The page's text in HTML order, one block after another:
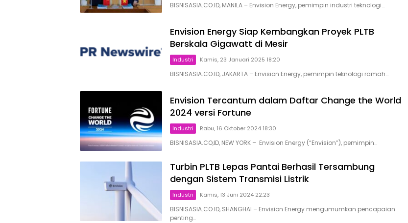
BISNISASIA.CO.ID, MANILA – Envision Energy, pemimpin industri teknologi…
Envision Energy Siap Kembangkan Proyek PLTB
Berskala Gigawatt di Mesir
Industri Kamis, 23 Januari 2025 18:20
BISNISASIA.CO.ID, JAKARTA – Envision Energy, pemimpin teknologi ramah…
Envision Tercantum dalam Daftar Change the World
2024 versi Fortune
Industri Rabu, 16 Oktober 2024 18:30
BISNISASIA.CO,ID, NEW YORK – Envision Energy (“Envision”), pemimpin…
Turbin PLTB Lepas Pantai Berhasil Tersambung
dengan Sistem Transmisi Listrik
Industri Kamis, 13 Juni 2024 22:23
BISNISASIA.CO.ID, SHANGHAI – Envision Energy mengumumkan pencapaian
penting…